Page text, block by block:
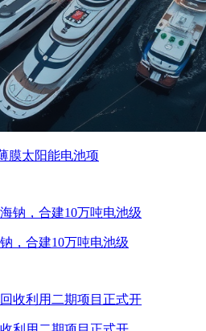
膜太阳能电池项
，合建10万吨电池级